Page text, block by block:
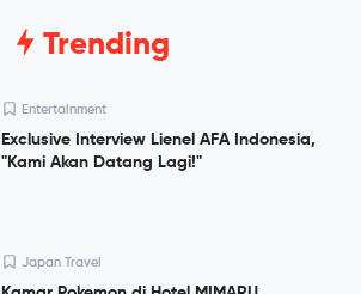
Trending
Entertainment
Exclusive Interview Lienel AFA Indonesia,
"Kami Akan Datang Lagi!"
Japan Travel